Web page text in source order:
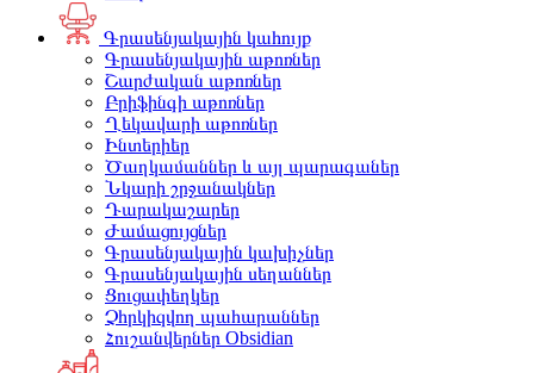
Գրասենյակային կահույք
Գրասենյակային աթոռներ
Շարժական աթոռներ
Բրիֆինգի աթոռներ
Ղեկավարի աթոռներ
Ինտերիեր
Ծաղկամաններ և այլ պարագաներ
Նկարի շրջանակներ
Դարակաշարեր
Ժամացույցներ
Գրասենյակային կախիչներ
Գրասենյակային սեղաններ
Ցուցափեղկեր
Չհրկիզվող պահարաններ
Հուշանվերներ Obsidian